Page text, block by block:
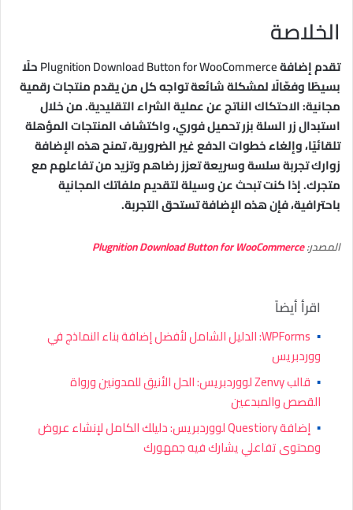
الخلاصة
تقدم إضافةPlugnition Download Button for WooCommerceحلًا
بسيطًا وفعّالًا لمشكلة شائعة تواجه كل من يقدم منتجات رقمية
مجانية: الاحتكاك الناتج عن عملية الشراء التقليدية. من خلال
استبدال زر السلة بزر تحميل فوري، واكتشاف المنتجات المؤهلة
تلقائيًا، وإلغاء خطوات الدفع غير الضرورية، تمنح هذه الإضافة
زوارك تجربة سلسة وسريعة تعزز رضاهم وتزيد من تفاعلهم مع
متجرك. إذا كنت تبحث عن وسيلة لتقديم ملفاتك المجانية
باحترافية، فإن هذه الإضافة تستحق التجربة.
المصدر:Plugnition Download Button for WooCommerce
اقرأ أيضاً
▪
WPForms: الدليل الشامل لأفضل إضافة بناء النماذج في
ووردبريس
▪
قالب Zenvy لووردبريس: الحل الأنيق للمدونين ورواة
القصص والمبدعين
▪
إضافة Questiory لووردبريس: دليلك الكامل لإنشاء عروض
ومحتوى تفاعلي يشارك فيه جمهورك